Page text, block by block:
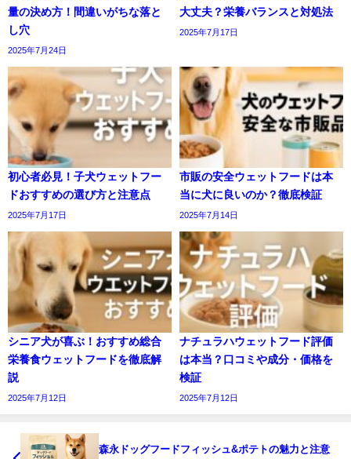
量の決め方！間違いがちな落と
し穴
2025年7月24日
大丈夫？栄養バランスと対処法
2025年7月17日
初心者必見！子犬ウェットフー
ドおすすめの選び方と注意点
2025年7月17日
市販の安全ウェットフードは本
当に犬に良いのか？徹底検証
2025年7月14日
シニア犬が喜ぶ！おすすめ総合
栄養食ウェットフードを徹底解
説
2025年7月12日
ナチュラハウェットフード評価
は本当？口コミや成分・価格を
検証
2025年7月12日
森永ドッグフードフィッシュ&ポテトの魅力と注意